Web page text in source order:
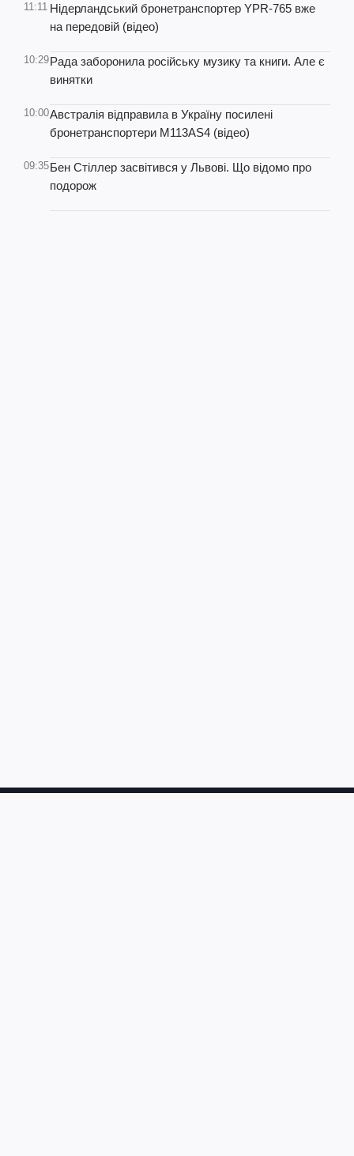
11:11 Нідерландський бронетранспортер YPR-765 вже
на передовій (відео)
10:29Рада заборонила російську музику та книги. Але є
винятки
10:00Австралія відправила в Україну посилені
бронетранспортери M113AS4 (відео)
09:35Бен Стіллер засвітився у Львові. Що відомо про
подорож